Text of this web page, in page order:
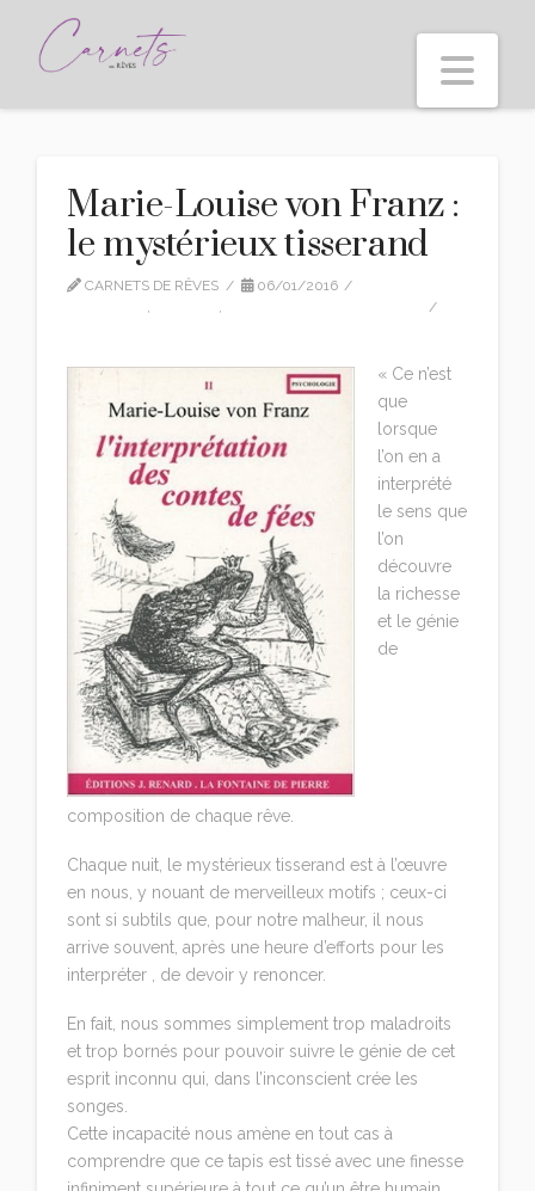
Marie-Louise von Franz :
le mystérieux tisserand
CARNETS DE RÊVES
06/01/2016
, ,
« Ce n’est
que
lorsque
l’on en a
interprété
le sens que
l’on
découvre
la richesse
et le génie
de
composition de chaque rêve.
Chaque nuit, le mystérieux tisserand est à l’œuvre
en nous, y nouant de merveilleux motifs ; ceux-ci
sont si subtils que, pour notre malheur, il nous
arrive souvent, après une heure d’efforts pour les
interpréter , de devoir y renoncer.
En fait, nous sommes simplement trop maladroits
et trop bornés pour pouvoir suivre le génie de cet
esprit inconnu qui, dans l’inconscient crée les
songes.
Cette incapacité nous amène en tout cas à
comprendre que ce tapis est tissé avec une finesse